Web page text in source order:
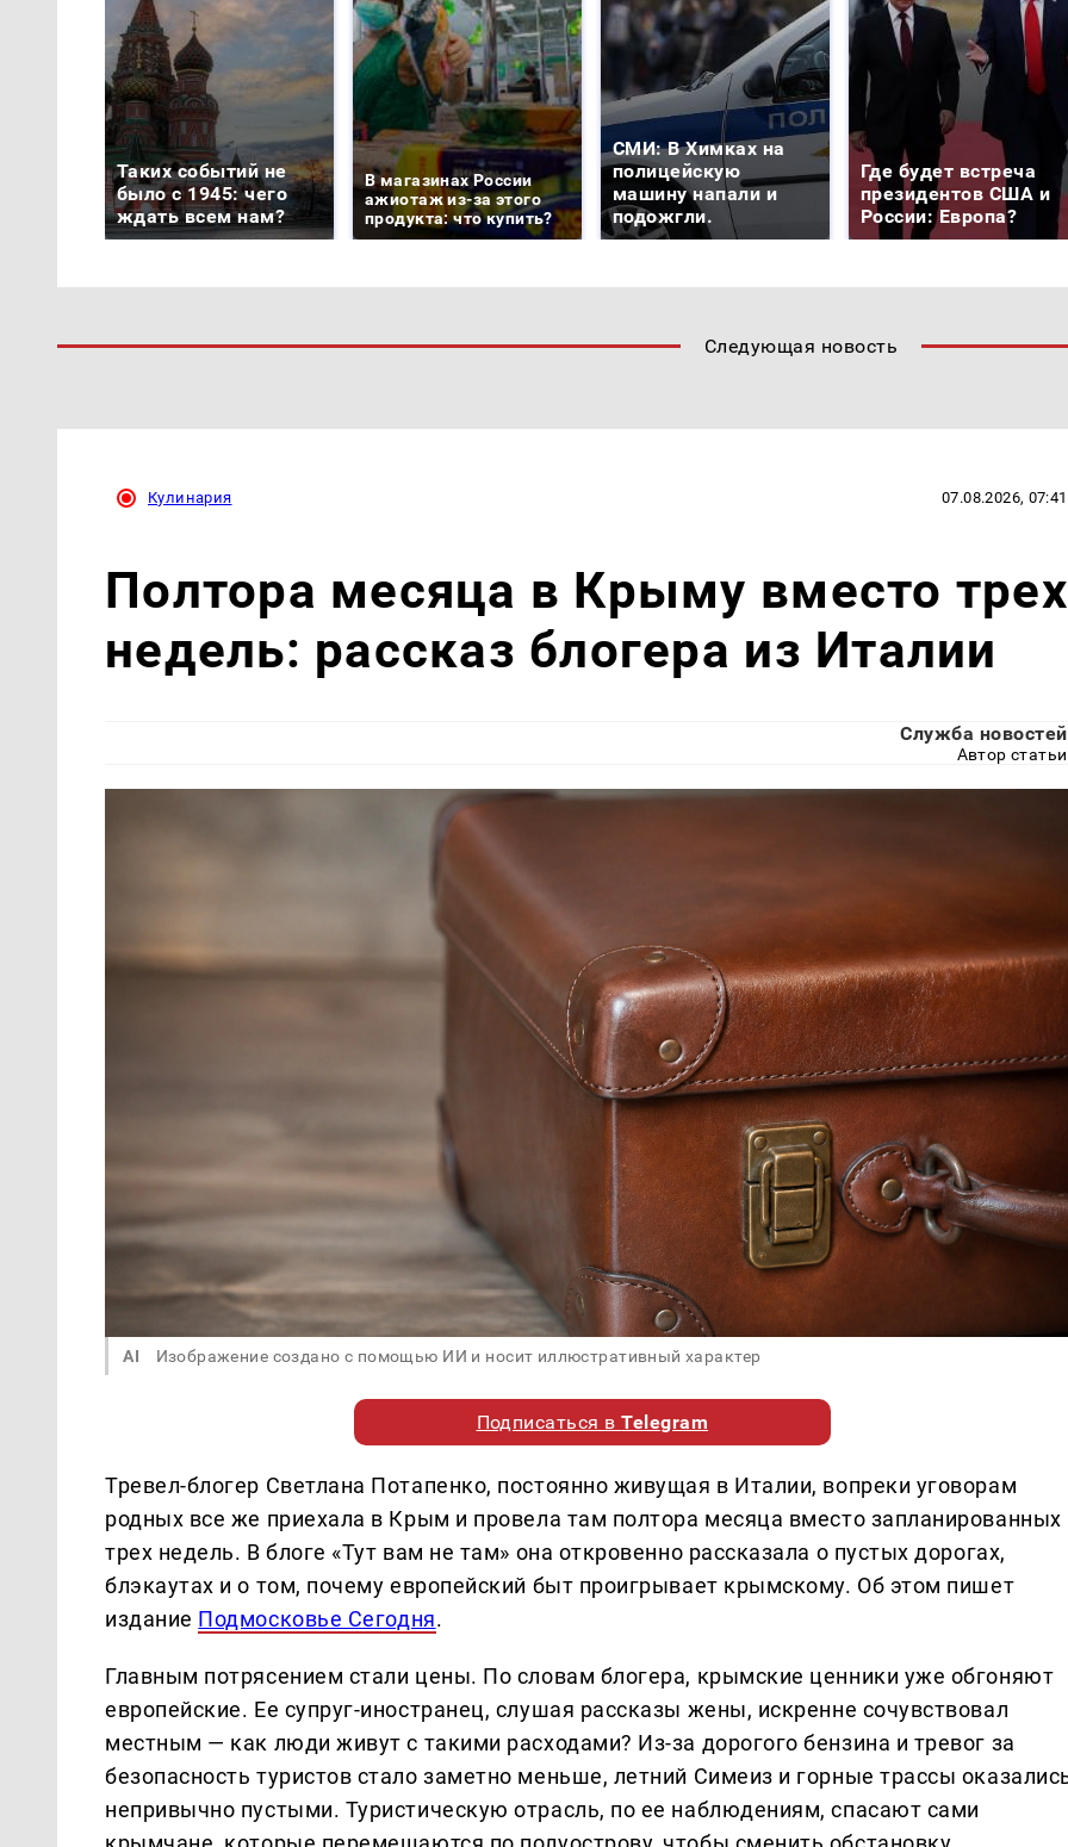
Таких событий не
было с 1945: чего
ждать всем нам?
В магазинах России
ажиотаж из-за этого
продукта: что купить?
СМИ: В Химках на
полицейскую
машину напали и
подожгли.
Где будет встреча
президентов США и
России: Европа?
Следующая новость
Кулинария 07.08.2026, 07:41
Полтора месяца в Крыму вместо трех
недель: рассказ блогера из Италии
Служба новостей
Автор статьи
AI Изображение создано с помощью ИИ и носит иллюстративный характер
Подписаться вTelegram
Тревел-блогер Светлана Потапенко, постоянно живущая в Италии, вопреки уговорам
родных все же приехала в Крым и провела там полтора месяца вместо запланированных
трех недель. В блоге «Тут вам не там» она откровенно рассказала о пустых дорогах,
блэкаутах и о том, почему европейский быт проигрывает крымскому. Об этом пишет
издание Подмосковье Сегодня.
Главным потрясением стали цены. По словам блогера, крымские ценники уже обгоняют
европейские. Ее супруг-иностранец, слушая рассказы жены, искренне сочувствовал
местным — как люди живут с такими расходами? Из-за дорогого бензина и тревог за
безопасность туристов стало заметно меньше, летний Симеиз и горные трассы
непривычно пустыми. Туристическую отрасль, по ее наблюдениям, спасают сами